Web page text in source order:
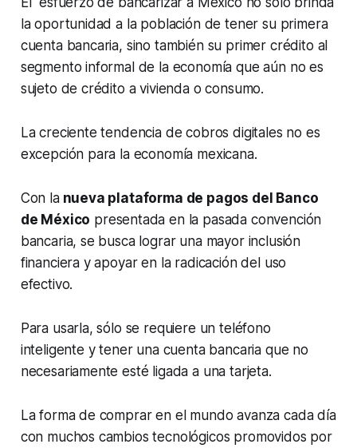
la oportunidad a la población de tener su primera
cuenta bancaria, sino también su primer crédito al
segmento informal de la economía que aún no es
sujeto de crédito a vivienda o consumo.
La creciente tendencia de cobros digitales no es
excepción para la economía mexicana.
Con lanueva plataforma de pagos del Banco
de México presentada en la pasada convención
bancaria, se busca lograr una mayor inclusión
financiera y apoyar en la radicación del uso
efectivo.
Para usarla, sólo se requiere un teléfono
inteligente y tener una cuenta bancaria que no
necesariamente esté ligada a una tarjeta.
La forma de comprar en el mundo avanza cada día
con muchos cambios tecnológicos promovidos por